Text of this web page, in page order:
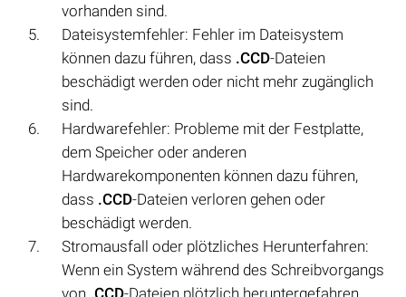
vorhanden sind.
Dateisystemfehler: Fehler im Dateisystem
können dazu führen, dass .CCD-Dateien
beschädigt werden oder nicht mehr zugänglich
sind.
Hardwarefehler: Probleme mit der Festplatte,
dem Speicher oder anderen
Hardwarekomponenten können dazu führen,
dass .CCD-Dateien verloren gehen oder
beschädigt werden.
Stromausfall oder plötzliches Herunterfahren:
Wenn ein System während des Schreibvorgangs
von .CCD-Dateien plötzlich heruntergefahren